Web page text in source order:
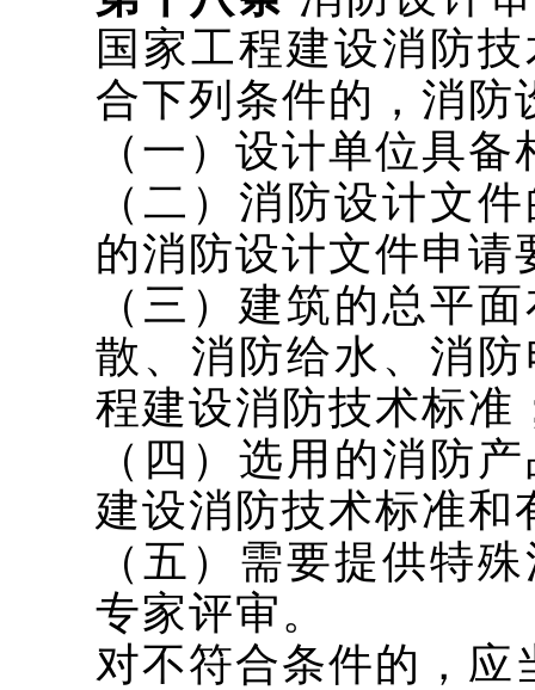
国家工程建设消防
合下列条件的，消防
（一）设计单位具
（二）消防设计文
的消防设计文件申请
（三）建筑的总平
散、消防给水、消
程建设消防技术标准
（四）选用的消防
建设消防技术标准和
（五）需要提供特
专家评审。
对不符合条件的，